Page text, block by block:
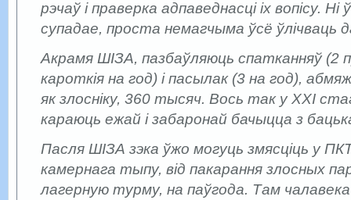
рэчаў і праверка адпаведнасці іх вопісу. Ні
супадае, проста немагчыма ўсё ўлічваць
Акрамя ШІЗА, пазбаўляюць спатканняў (2
кароткія на год) і пасылак (3 на год),
як злосніку, 360 тысяч. Вось так у ХХІ
караюць ежай і забаронай бачыцца з
Пасля ШІЗА зэка ўжо могуць змясціць у
камернага тыпу, від пакарання злосных
лагерную турму, на паўгода. Там